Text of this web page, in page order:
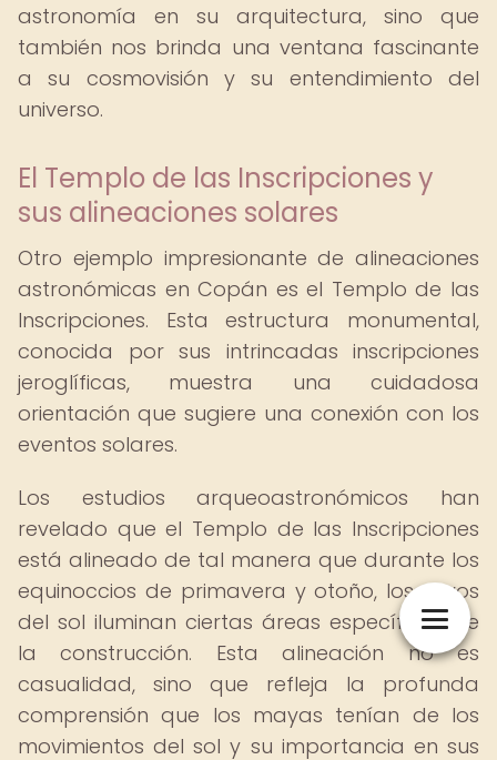
astronomía en su arquitectura, sino que
también nos brinda una ventana fascinante
a su cosmovisión y su entendimiento del
universo.
El Templo de las Inscripciones y
sus alineaciones solares
Otro ejemplo impresionante de alineaciones
astronómicas en Copán es el Templo de las
Inscripciones. Esta estructura monumental,
conocida por sus intrincadas inscripciones
jeroglíficas, muestra una cuidadosa
orientación que sugiere una conexión con los
eventos solares.
Los estudios arqueoastronómicos han
revelado que el Templo de las Inscripciones
está alineado de tal manera que durante los
equinoccios de primavera y otoño, los rayos
del sol iluminan ciertas áreas específicas de
la construcción. Esta alineación no es
casualidad, sino que refleja la profunda
comprensión que los mayas tenían de los
movimientos del sol y su importancia en sus